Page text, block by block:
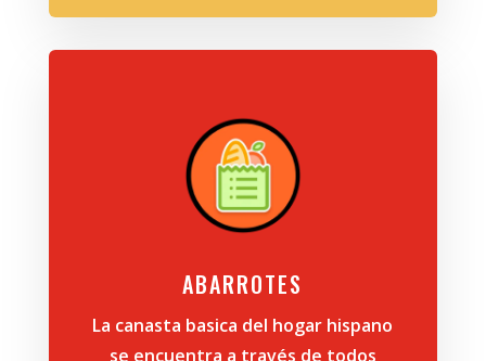
ABARROTES
La canasta basica del hogar hispano
se encuentra a través de todos